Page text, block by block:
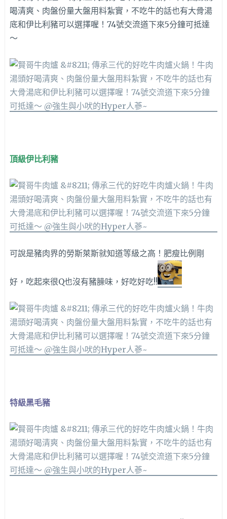
頂級伊比利豬
可說是豬肉界的勞斯萊斯就知道等級之高！肥瘦比例剛
好，吃起來很Q也沒有豬臊味，好吃好吃!!
特級黑毛豬